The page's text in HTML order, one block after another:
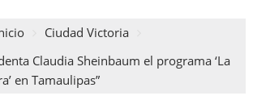
Ciudad Victoria
Claudia Sheinbaum el programa ‘La
en Tamaulipas”